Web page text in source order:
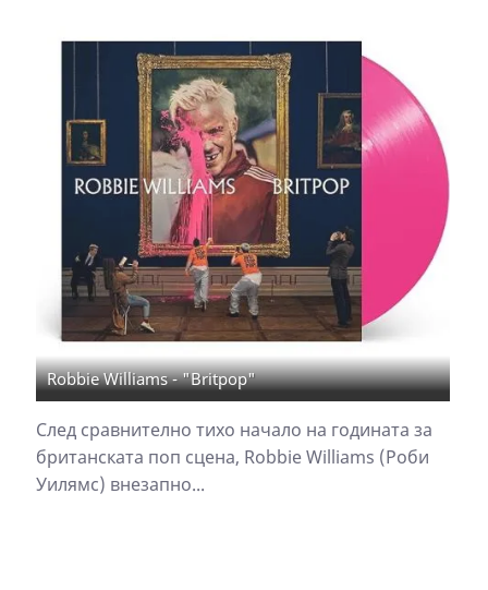
Robbie Williams - "Britpop"
След сравнително тихо начало на годината за
британската поп сцена, Robbie Williams (Роби
Уилямс) внезапно...